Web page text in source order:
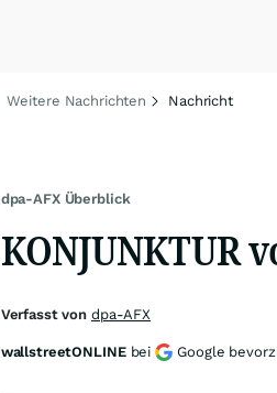
Weitere Nachrichten Nachricht
dpa-AFX Überblick
KONJUNKTUR
Verfasst von dpa-AFX
wallstreetONLINE bei Google